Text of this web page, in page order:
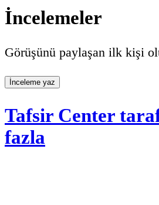
İncelemeler
Görüşünü paylaşan ilk kişi
İnceleme yaz
Tafsir Center
fazla